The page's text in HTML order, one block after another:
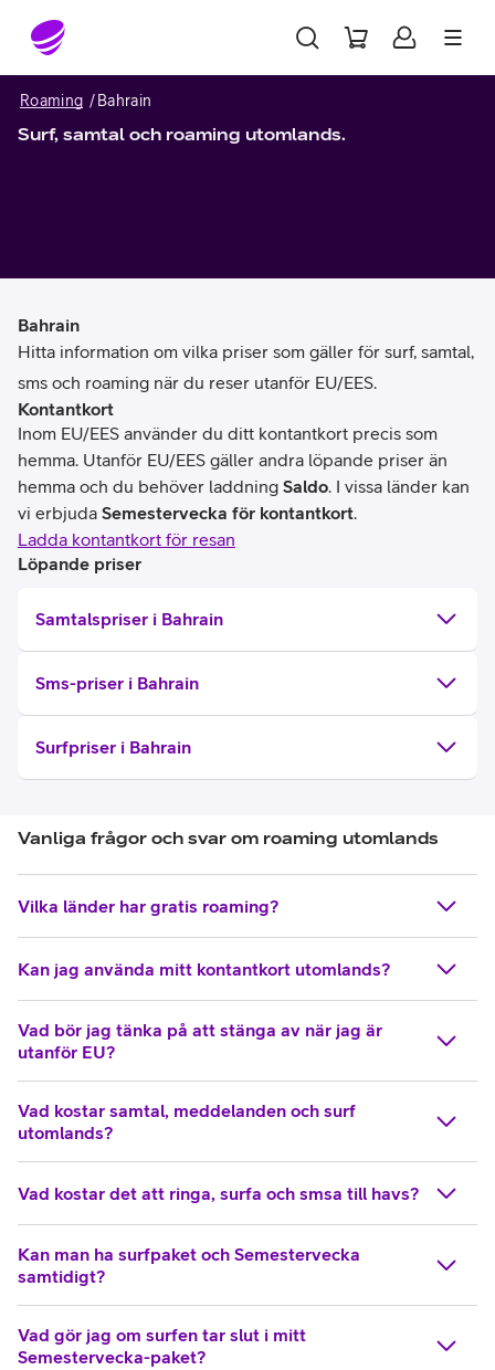
Gå till sidans innehåll
Roaming Bahrain
Surf, samtal och roaming utomlands.
Bahrain
Hitta information om vilka priser som gäller för surf, samtal,
sms och roaming när du reser utanför EU/EES.
Kontantkort
Inom EU/EES använder du ditt kontantkort precis som
hemma. Utanför EU/EES gäller andra löpande priser än
hemma och du behöver laddning Saldo. I vissa länder kan
vi erbjuda Semestervecka för kontantkort.
Ladda kontantkort för resan
Löpande priser
Samtalspriser i Bahrain
Sms-priser i Bahrain
Surfpriser i Bahrain
Vanliga frågor och svar om roaming utomlands
Vilka länder har gratis roaming?
Kan jag använda mitt kontantkort utomlands?
Vad bör jag tänka på att stänga av när jag är
utanför EU?
Vad kostar samtal, meddelanden och surf
utomlands?
Vad kostar det att ringa, surfa och smsa till havs?
Kan man ha surfpaket och Semestervecka
samtidigt?
Vad gör jag om surfen tar slut i mitt
Semestervecka-paket?